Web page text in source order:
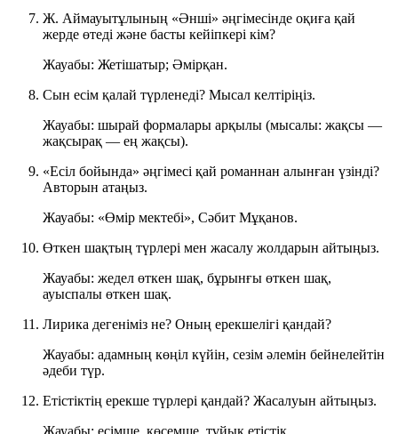
Ж. Аймауытұлының «Әнші» әңгімесінде оқиға қай
жерде өтеді және басты кейіпкері кім?
Жауабы: Жетішатыр; Әмірқан.
Сын есім қалай түрленеді? Мысал келтіріңіз.
Жауабы: шырай формалары арқылы (мысалы: жақсы —
жақсырақ — ең жақсы).
«Есіл бойында» әңгімесі қай романнан алынған үзінді?
Авторын атаңыз.
Жауабы: «Өмір мектебі», Сәбит Мұқанов.
Өткен шақтың түрлері мен жасалу жолдарын айтыңыз.
Жауабы: жедел өткен шақ, бұрынғы өткен шақ,
ауыспалы өткен шақ.
Лирика дегеніміз не? Оның ерекшелігі қандай?
Жауабы: адамның көңіл күйін, сезім әлемін бейнелейтін
әдеби түр.
Етістіктің ерекше түрлері қандай? Жасалуын айтыңыз.